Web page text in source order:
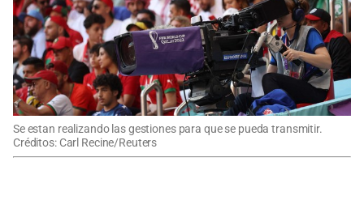
Se estan realizando las gestiones para que se pueda transmitir.
Créditos: Carl Recine/Reuters